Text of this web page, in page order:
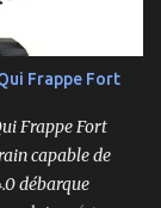
Frappe Fort
Frappe Fort
capable de
débarque